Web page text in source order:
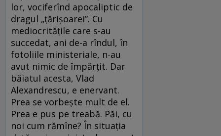
lor, vociferînd apocaliptic de
dragul „ţărişoarei”. Cu
mediocrităţile care s-au
succedat, ani de-a rîndul, în
fotoliile ministeriale, n-au
avut nimic de împărţit. Dar
băiatul acesta, Vlad
Alexandrescu, e enervant.
Prea se vorbeşte mult de el.
Prea e pus pe treabă. Păi, cu
noi cum rămîne? În situaţia